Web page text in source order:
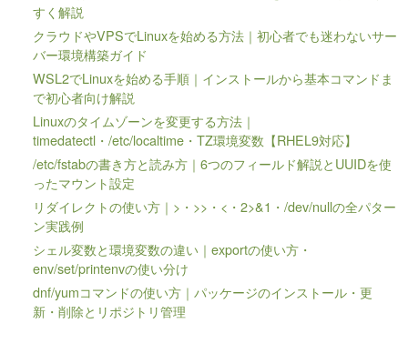
すく解説
クラウドやVPSでLinuxを始める方法｜初心者でも迷わないサー
バー環境構築ガイド
WSL2でLinuxを始める手順｜インストールから基本コマンドま
で初心者向け解説
Linuxのタイムゾーンを変更する方法｜
timedatectl・/etc/localtime・TZ環境変数【RHEL9対応】
/etc/fstabの書き方と読み方｜6つのフィールド解説とUUIDを使
ったマウント設定
リダイレクトの使い方｜>・>>・<・2>&1・/dev/nullの全パター
ン実践例
シェル変数と環境変数の違い｜exportの使い方・
env/set/printenvの使い分け
dnf/yumコマンドの使い方｜パッケージのインストール・更
新・削除とリポジトリ管理